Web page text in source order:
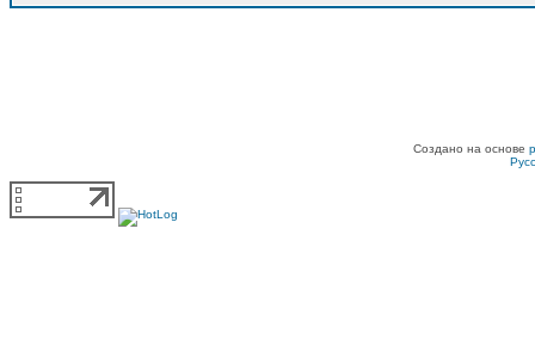
Создано на основе